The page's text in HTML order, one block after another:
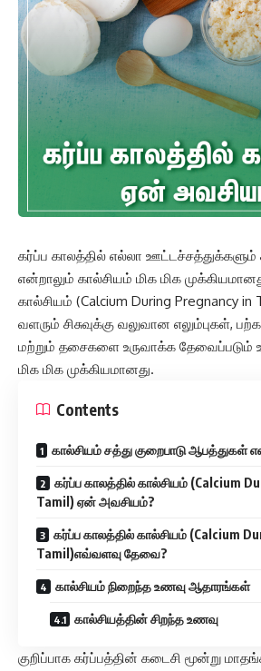
கர்ப்ப காலத்தில் எல்லா ஊட்டச்சத்துக்களும்
என்றாலும் கால்சியம் மிக மிக
கால்சியம் (Calcium During Pregnancy in
வளரும் சிசுவுக்கு வலுவான எலும்புகள்,
மற்றும் தசைகளை உருவாக்க தேவைப்படும்
மிக மிக முக்கியமானது.
Contents
கால்சியம் சத்து குறைபாடு ஆபத்துகள்
கர்ப்ப காலத்தில் கால்சியம் (Calcium
Tamil) ஏன் அவசியம்?
கர்ப்ப காலத்தில் கால்சியம் (Calcium
Tamil)எவ்வளவு தேவை?
கால்சியம் நிறைந்த உணவு ஆதாரங்கள்
கால்சியத்தின் சிறந்த உணவு
குறிப்பாக கர்ப்பத்தின் கடைசி மூன்று